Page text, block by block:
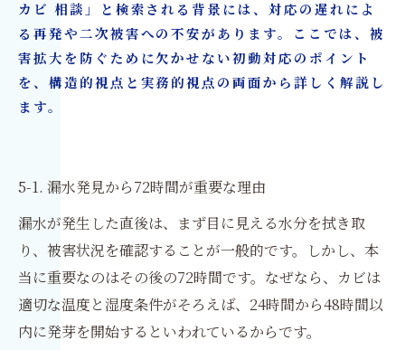
カビ 相談」と検索される背景には、対応の遅れによ
る再発や二次被害への不安があります。ここでは、被
害拡大を防ぐために欠かせない初動対応のポイント
を、構造的視点と実務的視点の両面から詳しく解説し
ます。
5-1. 漏水発見から72時間が重要な理由
漏水が発生した直後は、まず目に見える水分を拭き取
り、被害状況を確認することが一般的です。しかし、本
当に重要なのはその後の72時間です。なぜなら、カビは
適切な温度と湿度条件がそろえば、24時間から48時間以
内に発芽を開始するといわれているからです。